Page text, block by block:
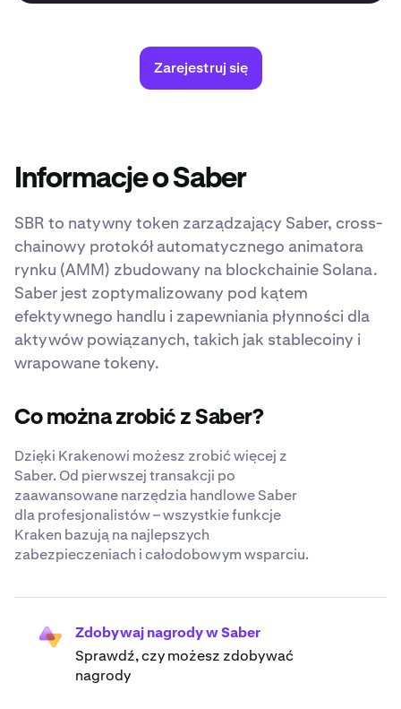
Zarejestruj się
Informacje o Saber
SBR to natywny token zarządzający Saber, cross-
chainowy protokół automatycznego animatora
rynku (AMM) zbudowany na blockchainie Solana.
Saber jest zoptymalizowany pod kątem
efektywnego handlu i zapewniania płynności dla
aktywów powiązanych, takich jak stablecoiny i
wrapowane tokeny.
Co można zrobić z Saber?
Dzięki Krakenowi możesz zrobić więcej z
Saber. Od pierwszej transakcji po
zaawansowane narzędzia handlowe Saber
dla profesjonalistów – wszystkie funkcje
Kraken bazują na najlepszych
zabezpieczeniach i całodobowym wsparciu.
Zdobywaj nagrody w Saber
Sprawdź, czy możesz zdobywać
nagrody